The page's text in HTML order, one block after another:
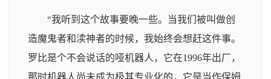
“我听到这个故事要晚一些。当我们被叫做创
造魔鬼者和渎神者的时候，我始终会想赶这件事。
罗比是个不会说话的哑机器人，它在1996年出厂，
那时机器人尚未成为极其专业化的，它是当作保姆